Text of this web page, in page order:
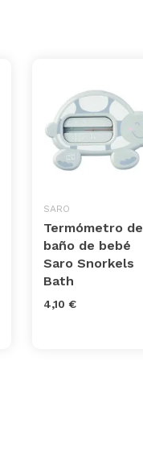
SARO
Termómetro de
baño de bebé
Saro Snorkels
Bath
4,10 €